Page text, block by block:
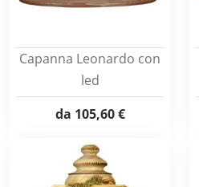
Capanna Leonardo con
led
da 105,60 €